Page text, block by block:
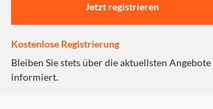
Jetzt registrieren
Kostenlose Registrierung
Bleiben Sie stets über die aktuellsten
informiert.